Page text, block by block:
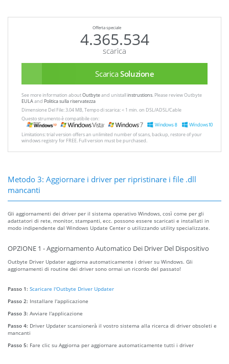
Offerta speciale
4.365.534
scarica
ScaricaSoluzione
See more information aboutOutbyteand unistallinstrustions. Please review Outbyte
EULAand Politica sulla riservatezza
Dimensione Del File: 3.04 MB, Tempo di scarica: < 1 min. on DSL/ADSL/Cable
Questo strumento è compatibile con:
Limitations: trial version offers an unlimited number of scans, backup, restore of your
windows registry for FREE. Full version must be purchased.
Metodo 3: Aggiornare i driver per ripristinare i file .dll
mancanti
Gli aggiornamenti dei driver per il sistema operativo Windows, così come per gli
adattatori di rete, monitor, stampanti, ecc. possono essere scaricati e installati in
modo indipendente dal Windows Update Center o utilizzando utility specializzate.
OPZIONE 1 - Aggiornamento Automatico Dei Driver Del Dispositivo
Outbyte Driver Updater aggiorna automaticamente i driver su Windows. Gli
aggiornamenti di routine dei driver sono ormai un ricordo del passato!
Passo 1: Scaricare l'Outbyte Driver Updater
Passo 2: Installare l'applicazione
Passo 3: Avviare l'applicazione
Passo 4: Driver Updater scansionerà il vostro sistema alla ricerca di driver obsoleti e
mancanti
Passo 5: Fare clic su Aggiorna per aggiornare automaticamente tutti i driver